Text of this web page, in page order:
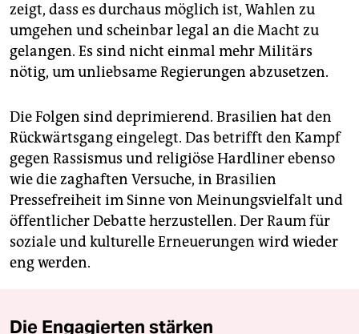
zeigt, dass es durchaus möglich ist, Wahlen zu
umgehen und scheinbar legal an die Macht zu
gelangen. Es sind nicht einmal mehr Militärs
nötig, um unliebsame Regierungen abzusetzen.
Die Folgen sind deprimierend. Brasilien hat den
Rückwärtsgang eingelegt. Das betrifft den Kampf
gegen Rassismus und religiöse Hardliner ebenso
wie die zaghaften Versuche, in Brasilien
Pressefreiheit im Sinne von Meinungsvielfalt und
öffentlicher Debatte herzustellen. Der Raum für
soziale und kulturelle Erneuerungen wird wieder
eng werden.
Die Engagierten stärken